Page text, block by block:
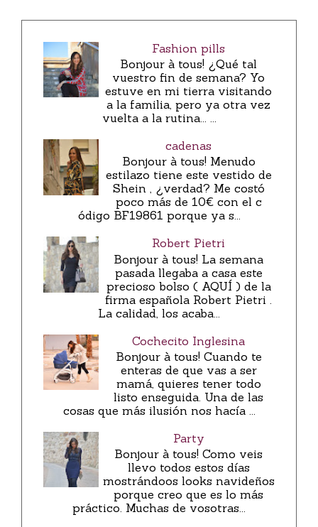
Fashion pills
Bonjour à tous! ¿Qué tal
vuestro fin de semana? Yo
estuve en mi tierra visitando
a la familia, pero ya otra vez
vuelta a la rutina... ...
cadenas
Bonjour à tous! Menudo
estilazo tiene este vestido de
Shein , ¿verdad? Me costó
poco más de 10€ con el c
ódigo BF19861 porque ya s...
Robert Pietri
Bonjour à tous! La semana
pasada llegaba a casa este
precioso bolso ( AQUÍ ) de la
firma española Robert Pietri .
La calidad, los acaba...
Cochecito Inglesina
Bonjour à tous! Cuando te
enteras de que vas a ser
mamá, quieres tener todo
listo enseguida. Una de las
cosas que más ilusión nos hacía ...
Party
Bonjour à tous! Como veis
llevo todos estos días
mostrándoos looks navideños
porque creo que es lo más
práctico. Muchas de vosotras...